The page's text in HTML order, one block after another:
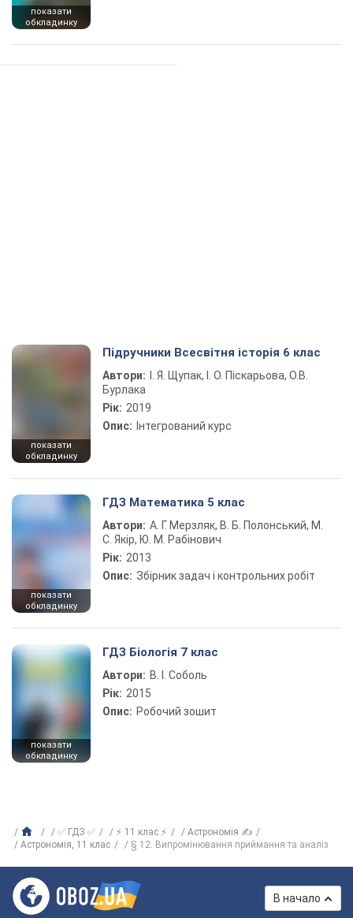
показати
обкладинку
показати
обкладинку
Підручники Всесвітня історія 6 клас
Автори:
І. Я. Щупак, І. О. Піскарьова, О.В.
Бурлака
Рік: 2019
Опис: Інтегрований курс
показати
обкладинку
ГДЗ Математика 5 клас
Автори: А. Г. Мерзляк, В. Б. Полонський, М.
С. Якір, Ю. М. Рабінович
Рік: 2013
Опис: Збірник задач і контрольних робіт
показати
обкладинку
ГДЗ Біологія 7 клас
Автори: В. І. Соболь
Рік: 2015
Опис: Робочий зошит
✅ ГДЗ ✅ ⚡ 11 клас ⚡
Астрономія ✍
Астрономiя, 11 клас
§ 12. Випромінювання приймання та аналіз
В начало